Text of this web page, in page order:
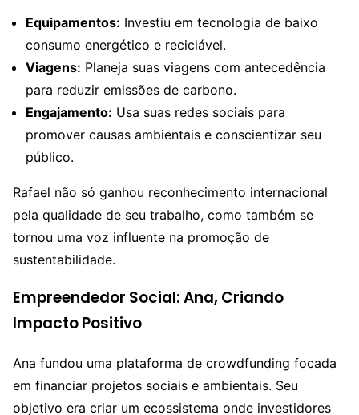
Equipamentos: Investiu em tecnologia de baixo
consumo energético e reciclável.
Viagens: Planeja suas viagens com antecedência
para reduzir emissões de carbono.
Engajamento: Usa suas redes sociais para
promover causas ambientais e conscientizar seu
público.
Rafael não só ganhou reconhecimento internacional
pela qualidade de seu trabalho, como também se
tornou uma voz influente na promoção de
sustentabilidade.
Empreendedor Social: Ana, Criando
Impacto Positivo
Ana fundou uma plataforma de crowdfunding focada
em financiar projetos sociais e ambientais. Seu
objetivo era criar um ecossistema onde investidores